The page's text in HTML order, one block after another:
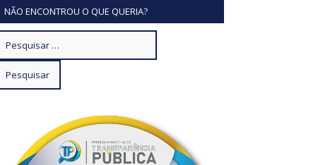
NÃO ENCONTROU O QUE QUERIA?